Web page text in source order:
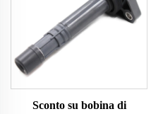
Sconto su bobina di